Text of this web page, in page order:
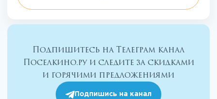
Подпишитесь на Телеграм канал
Поселкино.ру и следите за скидками
и горячими предложениями
Подпишись на канал